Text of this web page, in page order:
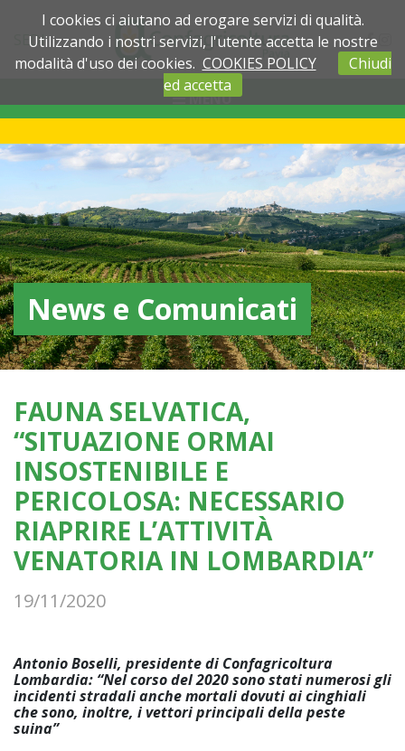
SEDI
MENU
News e Comunicati
FAUNA SELVATICA,
“SITUAZIONE ORMAI
INSOSTENIBILE E
PERICOLOSA: NECESSARIO
RIAPRIRE L’ATTIVITÀ
VENATORIA IN LOMBARDIA”
19/11/2020
Antonio Boselli, presidente di Confagricoltura
Lombardia: “Nel corso del 2020 sono stati numerosi gli
incidenti stradali anche mortali dovuti ai cinghiali
che sono, inoltre, i vettori principali della peste
suina”
I cookies ci aiutano ad erogare servizi di qualità.
Utilizzando i nostri servizi, l'utente accetta le nostre
modalità d'uso dei cookies. COOKIES POLICY
Chiudi
ed accetta